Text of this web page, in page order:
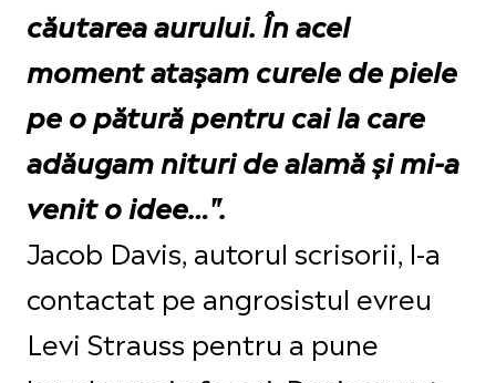
căutarea aurului. În acel
moment atașam curele de piele
pe o pătură pentru cai la care
adăugam nituri de alamă și mi-a
venit o idee…".
Jacob Davis, autorul scrisorii, l-a
contactat pe angrosistul evreu
Levi Strauss pentru a pune